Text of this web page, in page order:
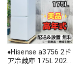
♦️Hisense a3756 2ド
ア冷蔵庫 175L 2024